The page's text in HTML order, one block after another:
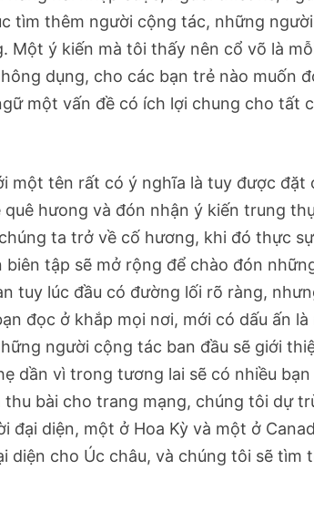
tìm thêm người cộng tác, những
Một ý kiến mà tôi thấy nên cổ võ là
dụng, cho các bạn trẻ nào muốn
một vấn đề có ích lợi chung cho tất
tên rất có ý nghĩa là tuy được đặt
hưong và đón nhận ý kiến trung
ta trở về cố hương, khi đó thực
tập sẽ mở rộng để chào đón
tuy lúc đầu có đường lối rõ ràng,
đọc ở khắp mọi nơi, mới có dấu ấn là
người cộng tác ban đầu sẽ giới
dần vì trong tương lai sẽ có nhiều
bài cho trang mạng, chúng tôi dự
diện, một ở Hoa Kỳ và một ở
cho Úc châu, và chúng tôi sẽ tìm